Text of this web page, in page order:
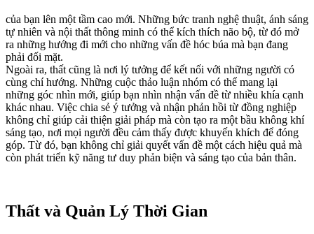
của bạn lên một tầm cao mới. Những bức tranh nghệ thuật, ánh sáng
tự nhiên và nội thất thông minh có thể kích thích não bộ, từ đó mở
ra những hướng đi mới cho những vấn đề hóc búa mà bạn đang
phải đối mặt.
Ngoài ra, thất cũng là nơi lý tưởng để kết nối với những người có
cùng chí hướng. Những cuộc thảo luận nhóm có thể mang lại
những góc nhìn mới, giúp bạn nhìn nhận vấn đề từ nhiều khía cạnh
khác nhau. Việc chia sẻ ý tưởng và nhận phản hồi từ đồng nghiệp
không chỉ giúp cải thiện giải pháp mà còn tạo ra một bầu không khí
sáng tạo, nơi mọi người đều cảm thấy được khuyến khích để đóng
góp. Từ đó, bạn không chỉ giải quyết vấn đề một cách hiệu quả mà
còn phát triển kỹ năng tư duy phản biện và sáng tạo của bản thân.
Thất và Quản Lý Thời Gian